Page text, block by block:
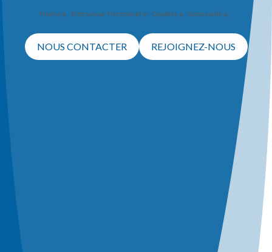
Home Entraineur Personnel Quebec Senneville
NOUS CONTACTER REJOIGNEZ-NOUS